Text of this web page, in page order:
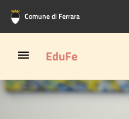
Vai al contenuto principale
Vai al footer
Comune di Ferrara
EduFe